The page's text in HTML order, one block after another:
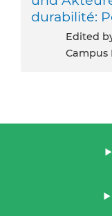
durabilité:
Edited
Campus